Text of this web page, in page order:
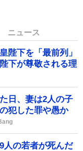
ニュース
陛下を「最前列」
下が尊敬される理
日、妻は2人の子
犯した罪や愚か
の若者が死んだ